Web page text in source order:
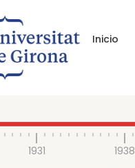
Inicio
1931 1938